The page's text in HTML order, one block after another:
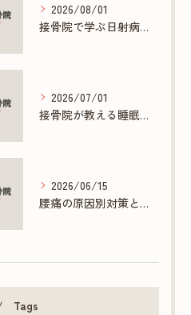
2026/08/01
接骨院で学ぶ日射病の症状と対策法
2026/07/01
接骨院が教える睡眠と自律神経の整え方
2026/06/15
腰痛の原因別対策と心身ケアの重要性を知る
Tags